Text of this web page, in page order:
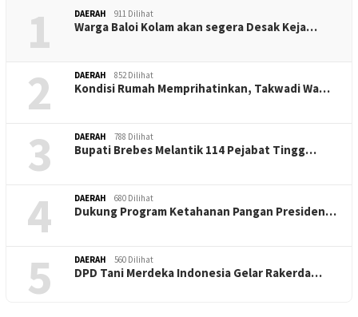
1 DAERAH 911 Dilihat
Warga Baloi Kolam akan segera Desak Keja…
2 DAERAH 852 Dilihat
Kondisi Rumah Memprihatinkan, Takwadi Wa…
3 DAERAH 788 Dilihat
Bupati Brebes Melantik 114 Pejabat Tingg…
4 DAERAH 680 Dilihat
Dukung Program Ketahanan Pangan Presiden…
5 DAERAH 560 Dilihat
DPD Tani Merdeka Indonesia Gelar Rakerda…